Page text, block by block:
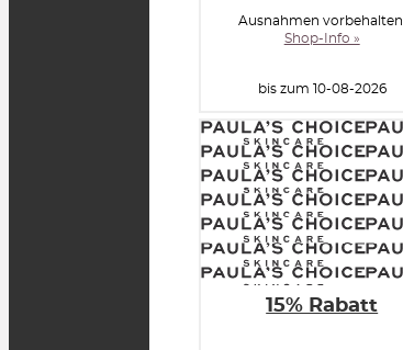
Ausnahmen vorbehalten.
Shop-Info »
bis zum 10-08-2026
15% Rabatt